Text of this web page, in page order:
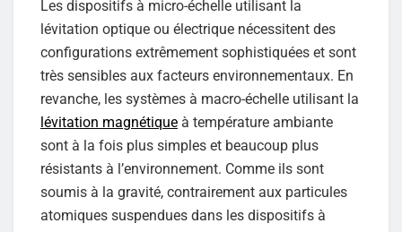
Les dispositifs à micro-échelle utilisant la
lévitation optique ou électrique nécessitent des
configurations extrêmement sophistiquées et sont
très sensibles aux facteurs environnementaux. En
revanche, les systèmes à macro-échelle utilisant la
lévitation magnétique à température ambiante
sont à la fois plus simples et beaucoup plus
résistants à l’environnement. Comme ils sont
soumis à la gravité, contrairement aux particules
atomiques suspendues dans les dispositifs à